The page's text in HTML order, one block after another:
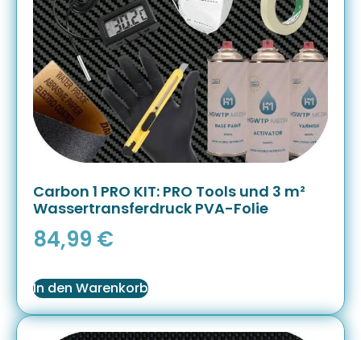
Carbon 1 PRO KIT: PRO Tools und 3 m²
Wassertransferdruck PVA-Folie
84,99 €
In den Warenkorb